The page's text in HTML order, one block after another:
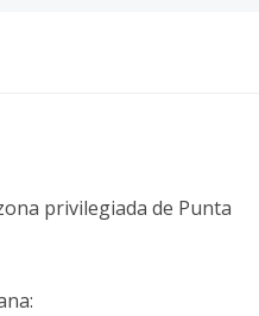
privilegiada de Punta